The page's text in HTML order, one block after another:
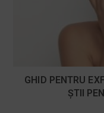
GHID PENTRU
ȘTII